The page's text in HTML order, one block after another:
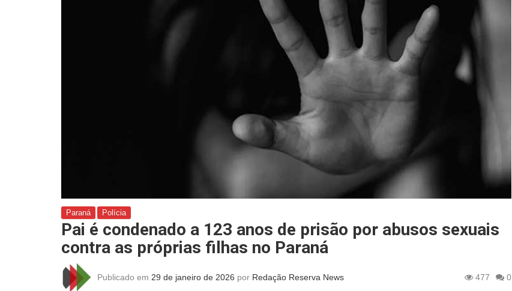
Paraná Polícia
Pai é condenado a 123 anos de prisão por abusos sexuais
contra as próprias filhas no Paraná
Publicado em 29 de janeiro de 2026 por Redação Reserva News 477 0